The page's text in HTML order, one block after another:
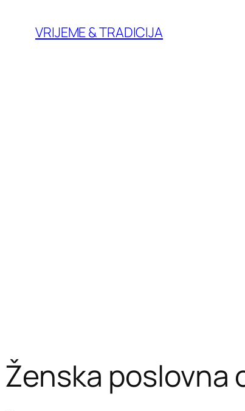
VRIJEME & TRADICIJA
Ženska poslovna